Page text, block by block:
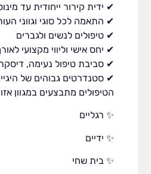
✔ ידית קירור ייחודית עד מינוס 32° לנוחות מרבית במהלך
✔ התאמה לכל סוגי וגווני
✔ טיפולים לנשים ולגברים
✔ יחס אישי וליווי מקצועי
✔ סביבת טיפול נעימה,
✔ סטנדרטים גבוהים של
הטיפולים מתבצעים במגוון
✨ רגליים
✨ ידיים
✨ בית שחי